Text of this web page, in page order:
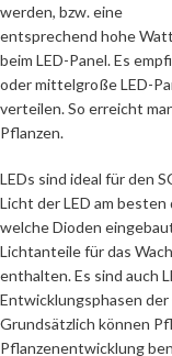
werden, bzw. eine
entsprechend hohe
beim LED-Panel. Es
oder mittelgroße LED-
verteilen. So erreicht
Pflanzen.
LEDs sind ideal für den
Licht der LED am
welche Dioden
Lichtanteile für das
enthalten. Es sind auch
Entwicklungsphasen
Grundsätzlich können
Pflanzenentwicklung